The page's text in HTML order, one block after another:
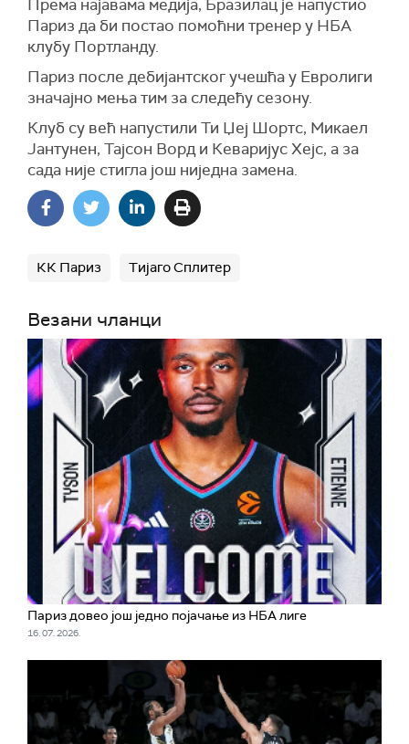
Према најавама медија, Бразилац је напустио
Париз да би постао помоћни тренер у НБА
клубу Портланду.
Париз после дебијантског учешћа у Евролиги
значајно мења тим за следећу сезону.
Клуб су већ напустили Ти Џеј Шортс, Микаел
Јантунен, Тајсон Ворд и Кеваријус Хејс, а за
сада није стигла још ниједна замена.
КК Париз Тијаго Сплитер
Везани чланци
Париз довео још једно појачање из НБА лиге
16. 07. 2026.